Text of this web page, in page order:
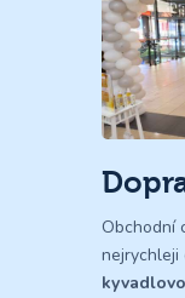
Obchodní
nejrychleji